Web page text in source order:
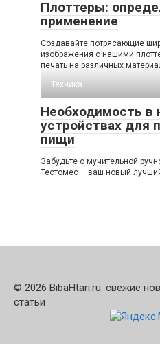
Плоттеры:
применение
Создавайте потрясающие
изображения с нашими
печать на различных
Техника
Необходимость в
устройствах для
пищи
Забудьте о мучительной
Тестомес – ваш новый
© 2026 BibaHtari.ru: свежие
статьи